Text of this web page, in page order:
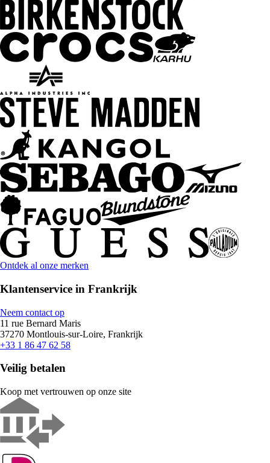
Ontdek al onze merken
Klantenservice in Frankrijk
Neem contact op
11 rue Bernard Maris
37270 Montlouis-sur-Loire, Frankrijk
+33 1 86 47 62 58
Veilig betalen
Koop met vertrouwen op onze site